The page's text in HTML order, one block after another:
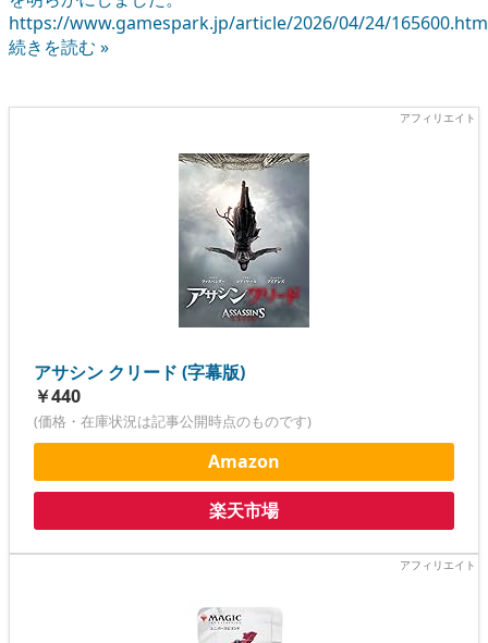
https://www.gamespark.jp/article/2026/04/24/
続きを読む »
アサシン クリード (字幕版)
￥440
(価格・在庫状況は記事公開時点のものです)
Amazon
楽天市場